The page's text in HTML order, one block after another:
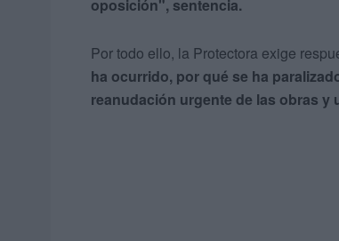
oposición", sentencia.
Por todo ello, la Protectora exige
ha ocurrido, por qué se ha
reanudación urgente de las obras